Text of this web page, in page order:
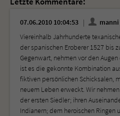
07.06.2010 10:04:53
manni
Viereinhalb Jahrhunderte
der spanischen Eroberer 1527 bis
Gegenwart, nehmen vor den
ist es die gekonnte Kombination
fiktiven persönlichen Schicksalen,
neuem Leben erweckt. Wir
der ersten Siedler; ihren
Indianern; dem heroischen Ringen